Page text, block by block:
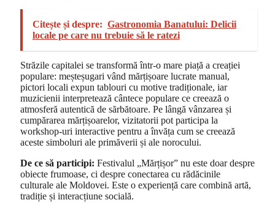
Citește și despre: Gastronomia Banatului: Delicii
locale pe care nu trebuie să le ratezi
Străzile capitalei se transformă într-o mare piață a creației
populare: meșteșugari vând mărțișoare lucrate manual,
pictori locali expun tablouri cu motive tradiționale, iar
muzicienii interpretează cântece populare ce creează o
atmosferă autentică de sărbătoare. Pe lângă vânzarea și
cumpărarea mărțișoarelor, vizitatorii pot participa la
workshop-uri interactive pentru a învăța cum se creează
aceste simboluri ale primăverii și ale norocului.
De ce să participi: Festivalul „Mărțișor” nu este doar despre
obiecte frumoase, ci despre conectarea cu rădăcinile
culturale ale Moldovei. Este o experiență care combină artă,
tradiție și interacțiune socială.